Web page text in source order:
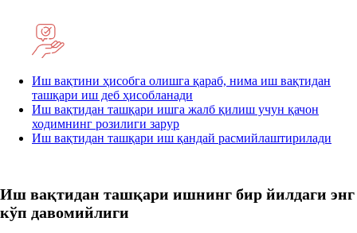
Иш вақтини ҳисобга олишга қараб, нима иш вақтидан
ташқари иш деб ҳисобланади
Иш вақтидан ташқари ишга жалб қилиш учун қачон
ходимнинг розилиги зарур
Иш вақтидан ташқари иш қандай расмийлаштирилади
Иш вақтидан ташқари ишнинг бир йилдаги энг
кўп давомийлиги